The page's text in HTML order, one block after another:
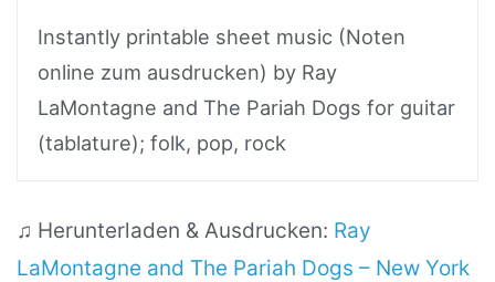
Instantly printable sheet music (Noten
online zum ausdrucken) by Ray
LaMontagne and The Pariah Dogs for guitar
(tablature); folk, pop, rock
♫ Herunterladen & Ausdrucken: Ray
LaMontagne and The Pariah Dogs – New York